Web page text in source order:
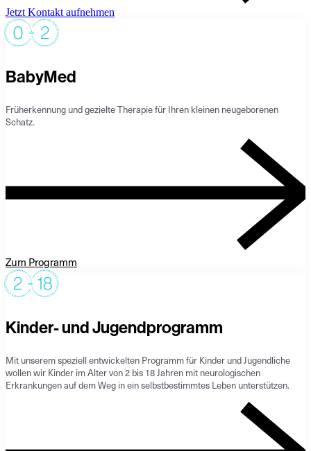
Jetzt Kontakt aufnehmen
BabyMed
Früherkennung und gezielte Therapie für Ihren kleinen neugeborenen
Schatz.
Zum Programm
Kinder- und Jugendprogramm
Mit unserem speziell entwickelten Programm für Kinder und Jugendliche
wollen wir Kinder im Alter von 2 bis 18 Jahren mit neurologischen
Erkrankungen auf dem Weg in ein selbstbestimmtes Leben unterstützen.